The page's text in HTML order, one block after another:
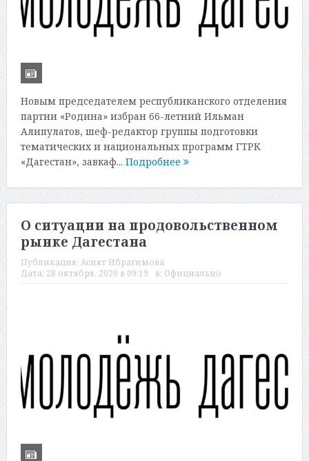
Новым председателем республиканского отделения
партии «Родина» избран 66-летний Ильман
Алипулатов, шеф-редактор группы подготовки
тематических и национальных программ ГТРК
«Дагестан», завкаф... Подробнее
О ситуации на продовольственном
рынке Дагестана
Публикация: Асият Ибрагимова
Дата: 28 октября, 2020 в 09:19 в: Официально